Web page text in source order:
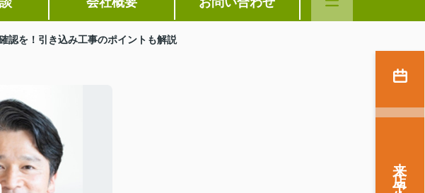
認を！引き込み工事のポイントも解説
来店予約